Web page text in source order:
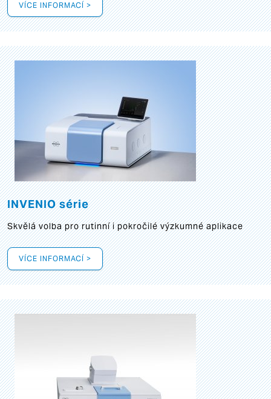
VÍCE INFORMACÍ >
INVENIO série
Skvělá volba pro rutinní i pokročilé výzkumné aplikace
VÍCE INFORMACÍ >